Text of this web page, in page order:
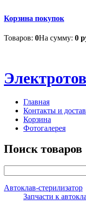
Корзина покупок
Товаров: 0На сумму: 0
Главная
Контакты и
Корзина
Фотогалерея
Поиск товаров
Автоклав-стерилизатор
Запчасти к